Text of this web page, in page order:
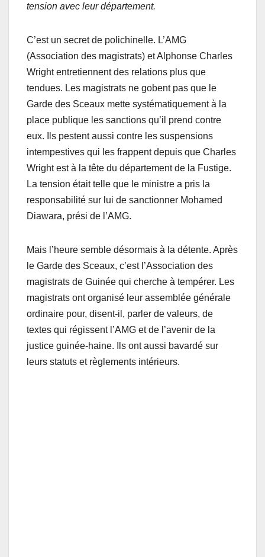
tension avec leur département.
C’est un secret de polichinelle. L’AMG
(Association des magistrats) et Alphonse Charles
Wright entretiennent des relations plus que
tendues. Les magistrats ne gobent pas que le
Garde des Sceaux mette systématiquement à la
place publique les sanctions qu’il prend contre
eux. Ils pestent aussi contre les suspensions
intempestives qui les frappent depuis que Charles
Wright est à la tête du département de la Fustige.
La tension était telle que le ministre a pris la
responsabilité sur lui de sanctionner Mohamed
Diawara, prési de l’AMG.
Mais l’heure semble désormais à la détente. Après
le Garde des Sceaux, c’est l’Association des
magistrats de Guinée qui cherche à tempérer. Les
magistrats ont organisé leur assemblée générale
ordinaire pour, disent-il, parler de valeurs, de
textes qui régissent l’AMG et de l’avenir de la
justice guinée-haine. Ils ont aussi bavardé sur
leurs statuts et règlements intérieurs.